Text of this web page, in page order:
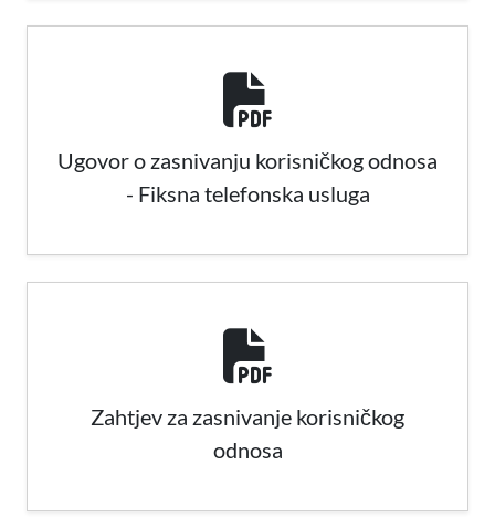
Ugovor o zasnivanju korisničkog odnosa
- Fiksna telefonska usluga
Zahtjev za zasnivanje korisničkog
odnosa